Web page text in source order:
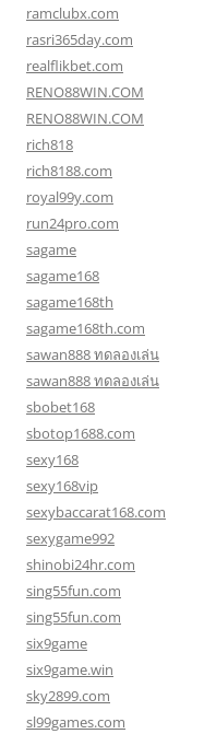
ramclubx.com
rasri365day.com
realflikbet.com
RENO88WIN.COM
RENO88WIN.COM
rich818
rich8188.com
royal99y.com
run24pro.com
sagame
sagame168
sagame168th
sagame168th.com
sawan888 ทดลองเล่น
sawan888 ทดลองเล่น
sbobet168
sbotop1688.com
sexy168
sexy168vip
sexybaccarat168.com
sexygame992
shinobi24hr.com
sing55fun.com
sing55fun.com
six9game
six9game.win
sky2899.com
sl99games.com